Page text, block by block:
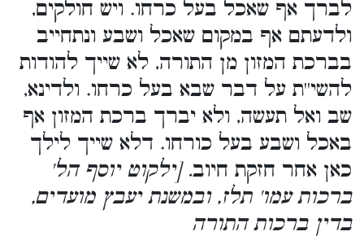
לברך אף שאכל בעל כרחו. ויש חולקים,
ולדעתם אף במקום שאכל ושבע ונתחייב
בברכת המזון מן התורה, לא שייך להודות
להשי''ת על דבר שבא בעל כרחו. ולדינא,
שב ואל תעשה, ולא יברך ברכת המזון אף
באכל ושבע בעל כורחו. דלא שייך לילך
כאן אחר חזקת חיוב. [ילקוט יוסף הל'
ברכות עמו' תלז, ובמשנת יעבץ מועדים,
בדין ברכות התורה